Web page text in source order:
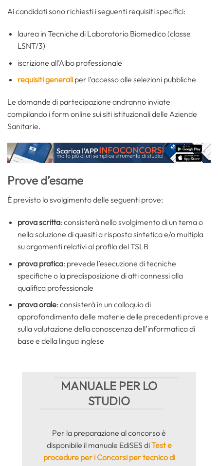
Ai candidati sono richiesti i seguenti requisiti specifici:
laurea in Tecniche di Laboratorio Biomedico (classe
LSNT/3)
iscrizione all’Albo professionale
requisiti generaliper l’accesso alle selezioni pubbliche
Le domande di partecipazione andranno inviate
compilando i form online sui siti istituzionali delle Aziende
Sanitarie.
Prove d’esame
È previsto lo svolgimento delle seguenti prove:
prova scritta: consisterà nello svolgimento di un tema o
nella soluzione di quesiti a risposta sintetica e/o multipla
su argomenti relativi al profilo del TSLB
prova pratica: prevede l’esecuzione di tecniche
specifiche o la predisposizione di atti connessi alla
qualifica professionale
prova orale: consisterà in un colloquio di
approfondimento delle materie delle precedenti prove e
sulla valutazione della conoscenza dell’informatica di
base e della lingua inglese
MANUALE PER LO
STUDIO
Per la preparazione al concorso è
disponibile il manuale EdiSES diTest e
procedure per i Concorsi per tecnico di